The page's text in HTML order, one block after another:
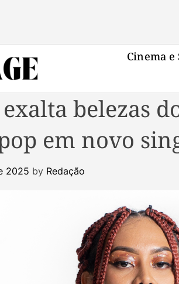
Cinema e
belezas
em novo
2025 by Redação